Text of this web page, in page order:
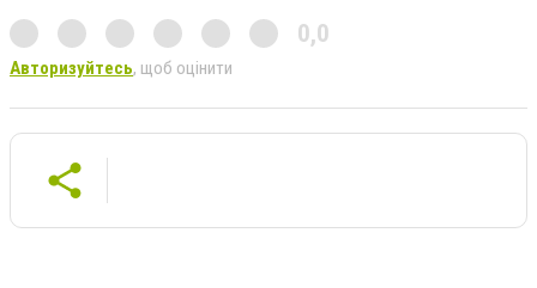
0,0
Авторизуйтесь, щоб оцінити